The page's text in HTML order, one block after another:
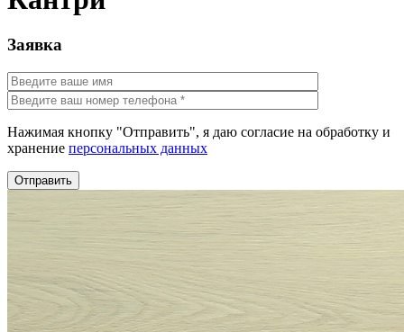
Заявка
Нажимая кнопку "Отправить", я даю согласие на обработку и
хранение персональных данных
Отправить